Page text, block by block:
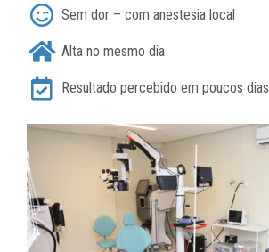
Sem dor – com anestesia local
Alta no mesmo dia
Resultado percebido em poucos dias